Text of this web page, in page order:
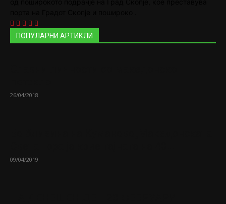
ПОПУЛАРНИ АРТИКЛИ
26/04/2018
09/04/2019